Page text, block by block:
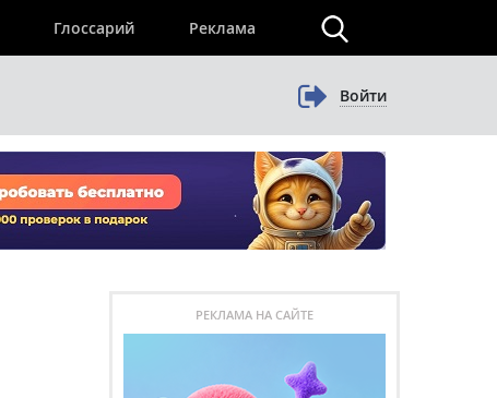
Глоссарий Реклама
Войти
РЕКЛАМА НА САЙТЕ